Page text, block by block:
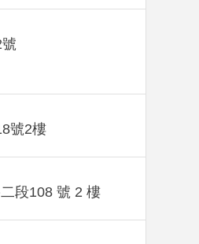
號2樓
段108 號 2 樓